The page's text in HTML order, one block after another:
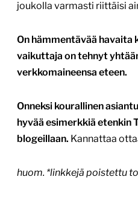
joukolla varmasti riittäisi
On hämmentävää havaita
vaikuttaja on tehnyt
verkkomaineensa eteen.
Onneksi kourallinen
hyvää esimerkkiä etenkin
blogeillaan. Kannattaa
huom. *linkkejä poistettu